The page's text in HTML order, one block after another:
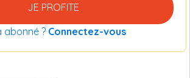
JE PROFITE
abonné ? Connectez-vous